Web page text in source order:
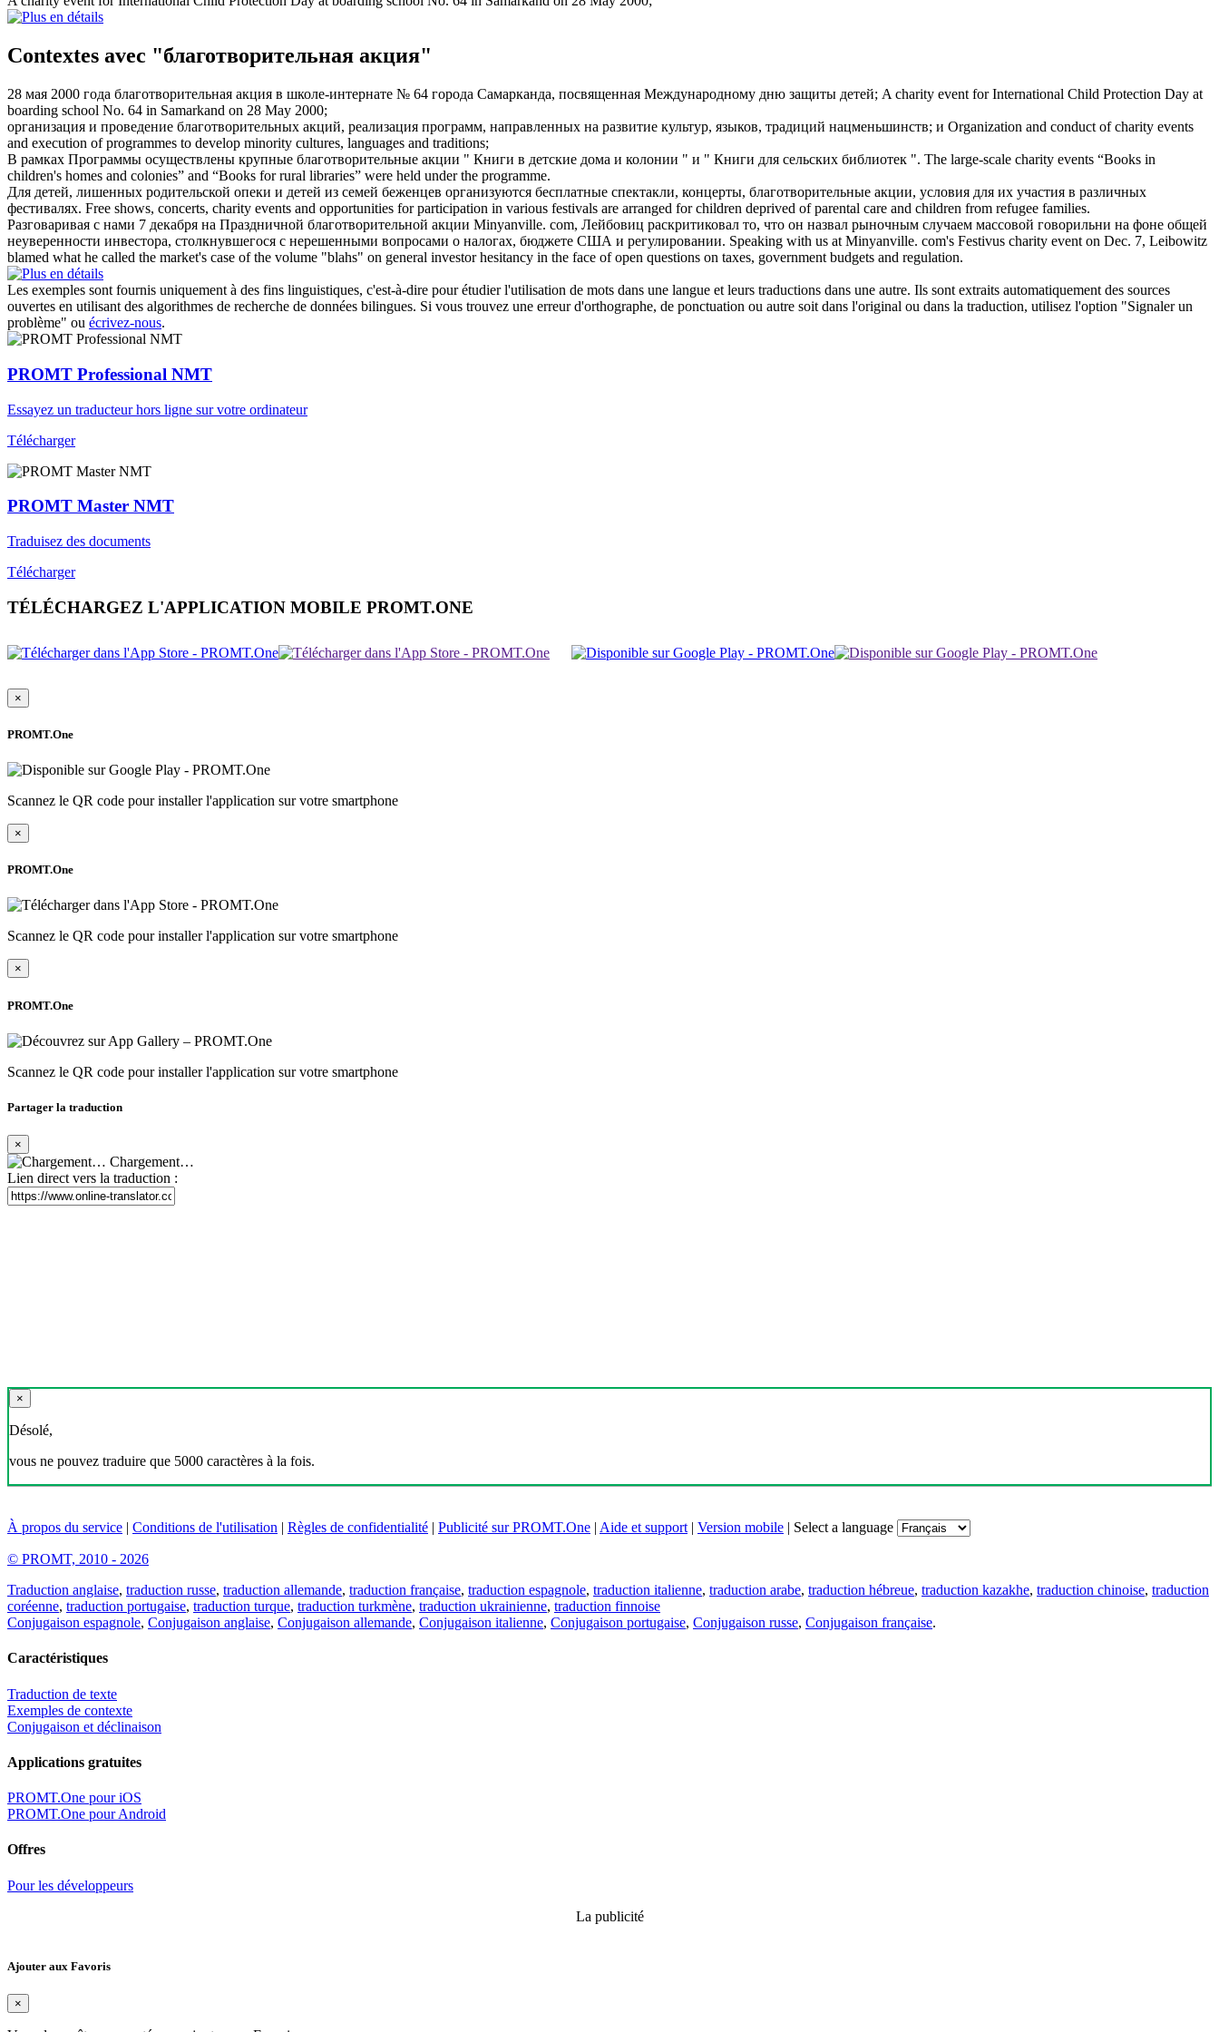
Contextes avec "благотворительная акция"
28 мая 2000 года благотворительная акция в школе-интернате № 64 города Самарканда, посвященная Международному дню защиты детей; A charity event for International Child Protection Day at
boarding school No. 64 in Samarkand on 28 May 2000;
организация и проведение благотворительных акций, реализация программ, направленных на развитие культур, языков, традиций нацменьшинств; и Organization and conduct ofcharity events
and execution of programmes to develop minority cultures, languages and traditions;
В рамках Программы осуществлены крупные благотворительные акции " Книги в детские дома и колонии " и " Книги для сельских библиотек ". The large-scale charity events “Books in
children's homes and colonies” and “Books for rural libraries” were held under the programme.
Для детей, лишенных родительской опеки и детей из семей беженцев организуются бесплатные спектакли, концерты, благотворительные акции, условия для их участия в различных
фестивалях. Free shows, concerts, charity events and opportunities for participation in various festivals are arranged for children deprived of parental care and children from refugee families.
Разговаривая с нами 7 декабря на Праздничной благотворительной акции Minyanville. com, Лейбовиц раскритиковал то, что он назвал рыночным случаем массовой говорильни на фоне общей
неуверенности инвестора, столкнувшегося с нерешенными вопросами о налогах, бюджете США и регулировании. Speaking with us at Minyanville. com's Festivus charity event on Dec. 7, Leibowitz
blamed what he called the market's case of the volume "blahs" on general investor hesitancy in the face of open questions on taxes, government budgets and regulation.
Les exemples sont fournis uniquement à des fins linguistiques, c'est-à-dire pour étudier l'utilisation de mots dans une langue et leurs traductions dans une autre. Ils sont extraits automatiquement des sources
ouvertes en utilisant des algorithmes de recherche de données bilingues. Si vous trouvez une erreur d'orthographe, de ponctuation ou autre soit dans l'original ou dans la traduction, utilisez l'option "Signaler un
problème" ou écrivez-nous.
PROMT Professional NMT
Essayez un traducteur hors ligne sur votre ordinateur
Télécharger
PROMT Master NMT
Traduisez des documents
Télécharger
TÉLÉCHARGEZ L'APPLICATION MOBILE PROMT.ONE
×
PROMT.One
Scannez le QR code pour installer l'application sur votre smartphone
×
PROMT.One
Scannez le QR code pour installer l'application sur votre smartphone
×
PROMT.One
Scannez le QR code pour installer l'application sur votre smartphone
Partager la traduction
×
Chargement…
Lien direct vers la traduction :
×
Désolé,
vous ne pouvez traduire que 5000 caractères à la fois.
À propos du service | Conditions de l'utilisation | Règles de confidentialité | Publicité sur PROMT.One | Aide et support | Version mobile | Select a language
© PROMT, 2010 - 2026
Traduction anglaise, traduction russe, traduction allemande, traduction française, traduction espagnole, traduction italienne, traduction arabe, traduction hébreue, traduction kazakhe, traduction chinoise, traduction
coréenne, traduction portugaise, traduction turque, traduction turkmène, traduction ukrainienne, traduction finnoise
Conjugaison espagnole, Conjugaison anglaise, Conjugaison allemande, Conjugaison italienne, Conjugaison portugaise, Conjugaison russe, Conjugaison française.
Caractéristiques
Traduction de texte
Exemples de contexte
Conjugaison et déclinaison
Applications gratuites
PROMT.One pour iOS
PROMT.One pour Android
Offres
Pour les développeurs
La publicité
Ajouter aux Favoris
×